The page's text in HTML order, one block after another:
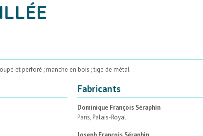
et perforé ; manche en bois ; tige de métal
Fabricants
Dominique François Séraphin
Paris, Palais-Royal